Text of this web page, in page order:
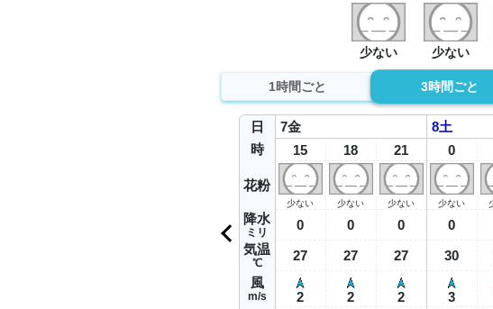
少ない 少ない
1時間ごと 3時間ごと
日
時
花粉
降水
ミリ
気温
℃
風
m/s
7金
15
少ない
0
27
2
18
少ない
0
27
2
21
少ない
0
27
2
8土
0
少ない
0
30
3